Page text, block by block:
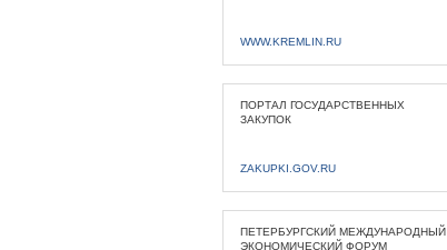
WWW.KREMLIN.RU
ПОРТАЛ ГОСУДАРСТВЕННЫХ
ЗАКУПОК
ZAKUPKI.GOV.RU
ПЕТЕРБУРГСКИЙ МЕЖДУНАРОДНЫЙ
ЭКОНОМИЧЕСКИЙ ФОРУМ